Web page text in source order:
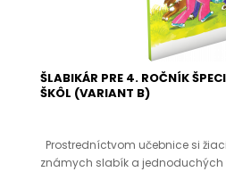
ŠLABIKÁR PRE 4. ROČNÍK
ŠKÔL (VARIANT B)
Prostredníctvom učebnice si
známych slabík a jednoduchých